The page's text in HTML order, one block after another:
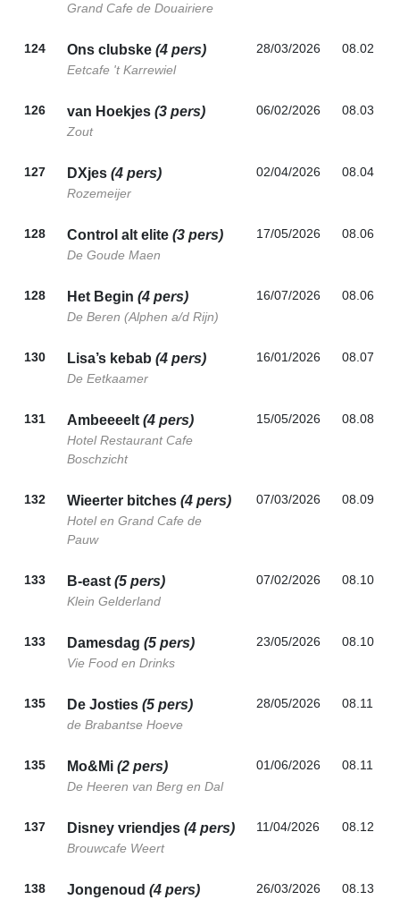
Grand Cafe de Douairiere
124 Ons clubske (4 pers)
Eetcafe 't Karrewiel
28/03/2026 08.02
126 van Hoekjes (3 pers)
Zout
06/02/2026 08.03
127 DXjes (4 pers)
Rozemeijer
02/04/2026 08.04
128 Control alt elite (3 pers)
De Goude Maen
17/05/2026 08.06
128 Het Begin (4 pers)
De Beren (Alphen a/d Rijn)
16/07/2026 08.06
130 Lisa’s kebab (4 pers)
De Eetkaamer
16/01/2026 08.07
131 Ambeeeelt (4 pers)
Hotel Restaurant Cafe
Boschzicht
15/05/2026 08.08
132 Wieerter bitches (4 pers)
Hotel en Grand Cafe de
Pauw
07/03/2026 08.09
133 B-east (5 pers)
Klein Gelderland
07/02/2026 08.10
133 Damesdag (5 pers)
Vie Food en Drinks
23/05/2026 08.10
135 De Josties (5 pers)
de Brabantse Hoeve
28/05/2026 08.11
135 Mo&Mi (2 pers)
De Heeren van Berg en Dal
01/06/2026 08.11
137 Disney vriendjes (4 pers)
Brouwcafe Weert
11/04/2026 08.12
138 Jongenoud (4 pers) 26/03/2026 08.13